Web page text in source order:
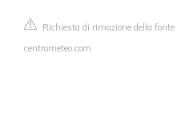
Richiesta di rimozione della fonte
centrometeo.com